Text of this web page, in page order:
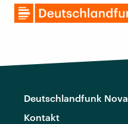
Deutschlandfunk Nova
Kontakt